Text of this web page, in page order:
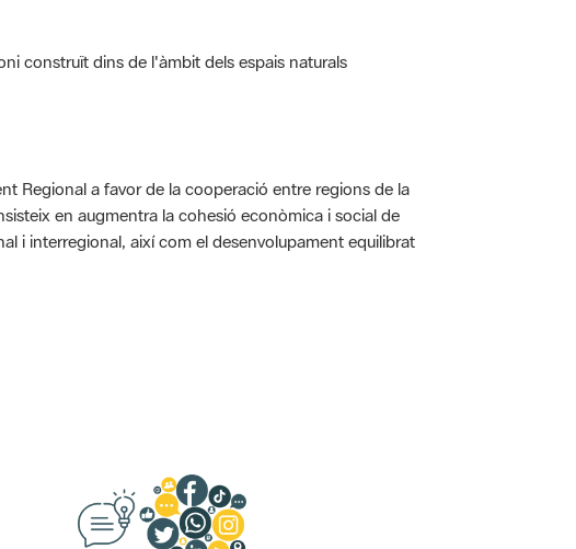
construït dins de l'àmbit dels espais naturals
Regional a favor de la cooperació entre regions de la
en augmentra la cohesió econòmica i social de
i interregional, així com el desenvolupament equilibrat
5.